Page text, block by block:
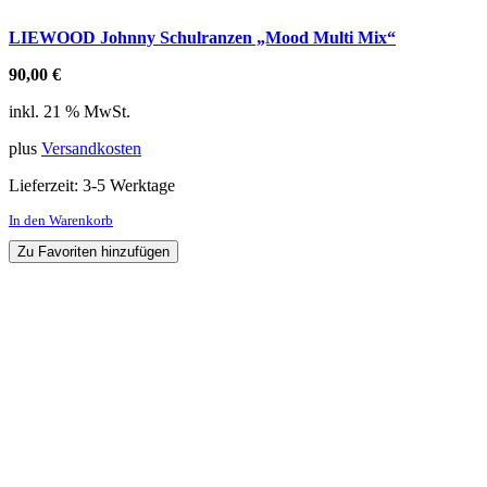
LIEWOOD Johnny Schulranzen „Mood Multi Mix“
90,00 €
inkl. 21 % MwSt.
plus Versandkosten
Lieferzeit: 3-5 Werktage
In den Warenkorb
Zu Favoriten hinzufügen